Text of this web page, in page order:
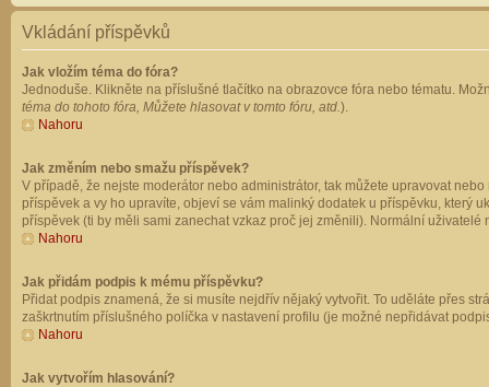
Vkládání příspěvků
Jak vložím téma do fóra?
Jednoduše. Klikněte na příslušné tlačítko na obrazovce fóra nebo tématu.
téma do tohoto fóra, Můžete hlasovat v tomto fóru, atd.).
Nahoru
Jak změním nebo smažu příspěvek?
V případě, že nejste moderátor nebo administrátor, tak můžete upravovat
příspěvek a vy ho upravíte, objeví se vám malinký dodatek u příspěvku, který
příspěvek (ti by měli sami zanechat vzkaz proč jej změnili). Normální
Nahoru
Jak přidám podpis k mému příspěvku?
Přidat podpis znamená, že si musíte nejdřív nějaký vytvořit. To uděláte přes
zaškrtnutím příslušného políčka v nastavení profilu (je možné nepřidávat
Nahoru
Jak vytvořím hlasování?